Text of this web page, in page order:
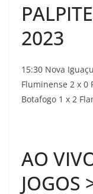
2023
15:30 Nova
Fluminense 2 x 0
Botafogo 1 x 2
AO
JOGOS